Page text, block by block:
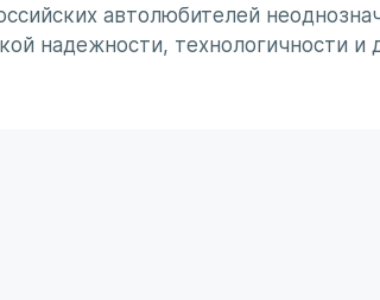
автолюбителей
надежности, технологичности